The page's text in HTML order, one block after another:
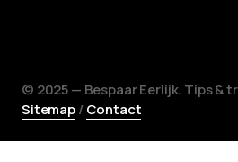
©️ 2025 — Bespaar Eerlijk. Tips &
Sitemap/ Contact